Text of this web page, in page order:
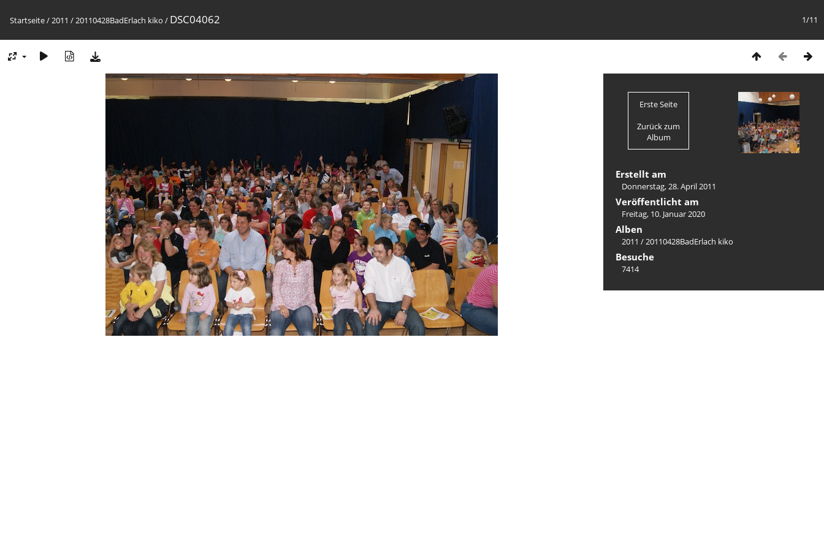
1/11
Startseite/2011 /20110428BadErlach kiko / DSC04062
Erste Seite
Zurück zum
Album
Erstellt am
Donnerstag, 28. April 2011
Veröffentlicht am
Freitag, 10. Januar 2020
Alben
2011 /20110428BadErlach kiko
Besuche
7414